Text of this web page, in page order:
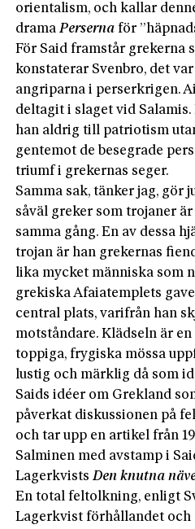
orientalism, och kallar
dramaPerserna för
För Said framstår grekerna
konstaterar Svenbro, det
angriparna i perserkrigen.
deltagit i slaget vid
han aldrig till patriotism
gentemot de besegrade
triumf i grekernas seger.
Samma sak, tänker jag, gör
såväl greker som trojaner
samma gång. En av dessa
trojan är han grekernas
lika mycket människa som
grekiska Afaiatemplets
central plats, varifrån han
motståndare. Klädseln är
toppiga, frygiska mössa
lustig och märklig då som
Saids idéer om Grekland
påverkat diskussionen på
och tar upp en artikel från
Salminen med avstamp i
LagerkvistsDen knutna
En total feltolkning, enligt
Lagerkvist förhållandet